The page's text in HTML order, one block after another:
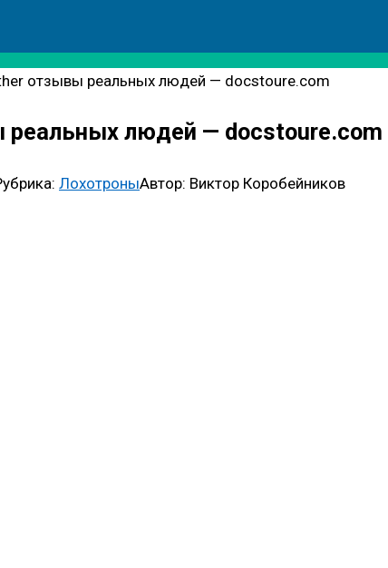
отзывы реальных людей — docstoure.com
людей — docstoure.com
ЛохотроныАвтор: Виктор Коробейников